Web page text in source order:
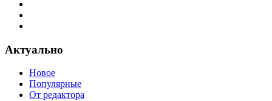
Актуально
Новое
Популярные
От редактора